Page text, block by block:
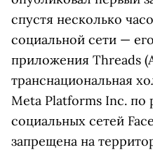
спустя несколько
социальной сети —
приложения Threads
транснациональная
Meta Platforms Inc. по
социальных сетей
запрещена на